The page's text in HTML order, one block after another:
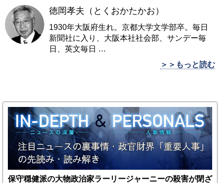
徳岡孝夫（とくおかたかお）
1930年大阪府生れ。京都大学文学部卒。毎日
新聞社に入り、大阪本社社会部、サンデー毎
日、英文毎日 …
＞＞もっと読む
保守穏健派の大物政治家ラーリージャーニーの殺害が閉ざ